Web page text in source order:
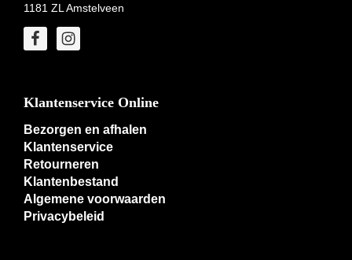
1181 ZL Amstelveen
Klantenservice Online
Bezorgen en afhalen
Klantenservice
Retourneren
Klantenbestand
Algemene voorwaarden
Privacybeleid